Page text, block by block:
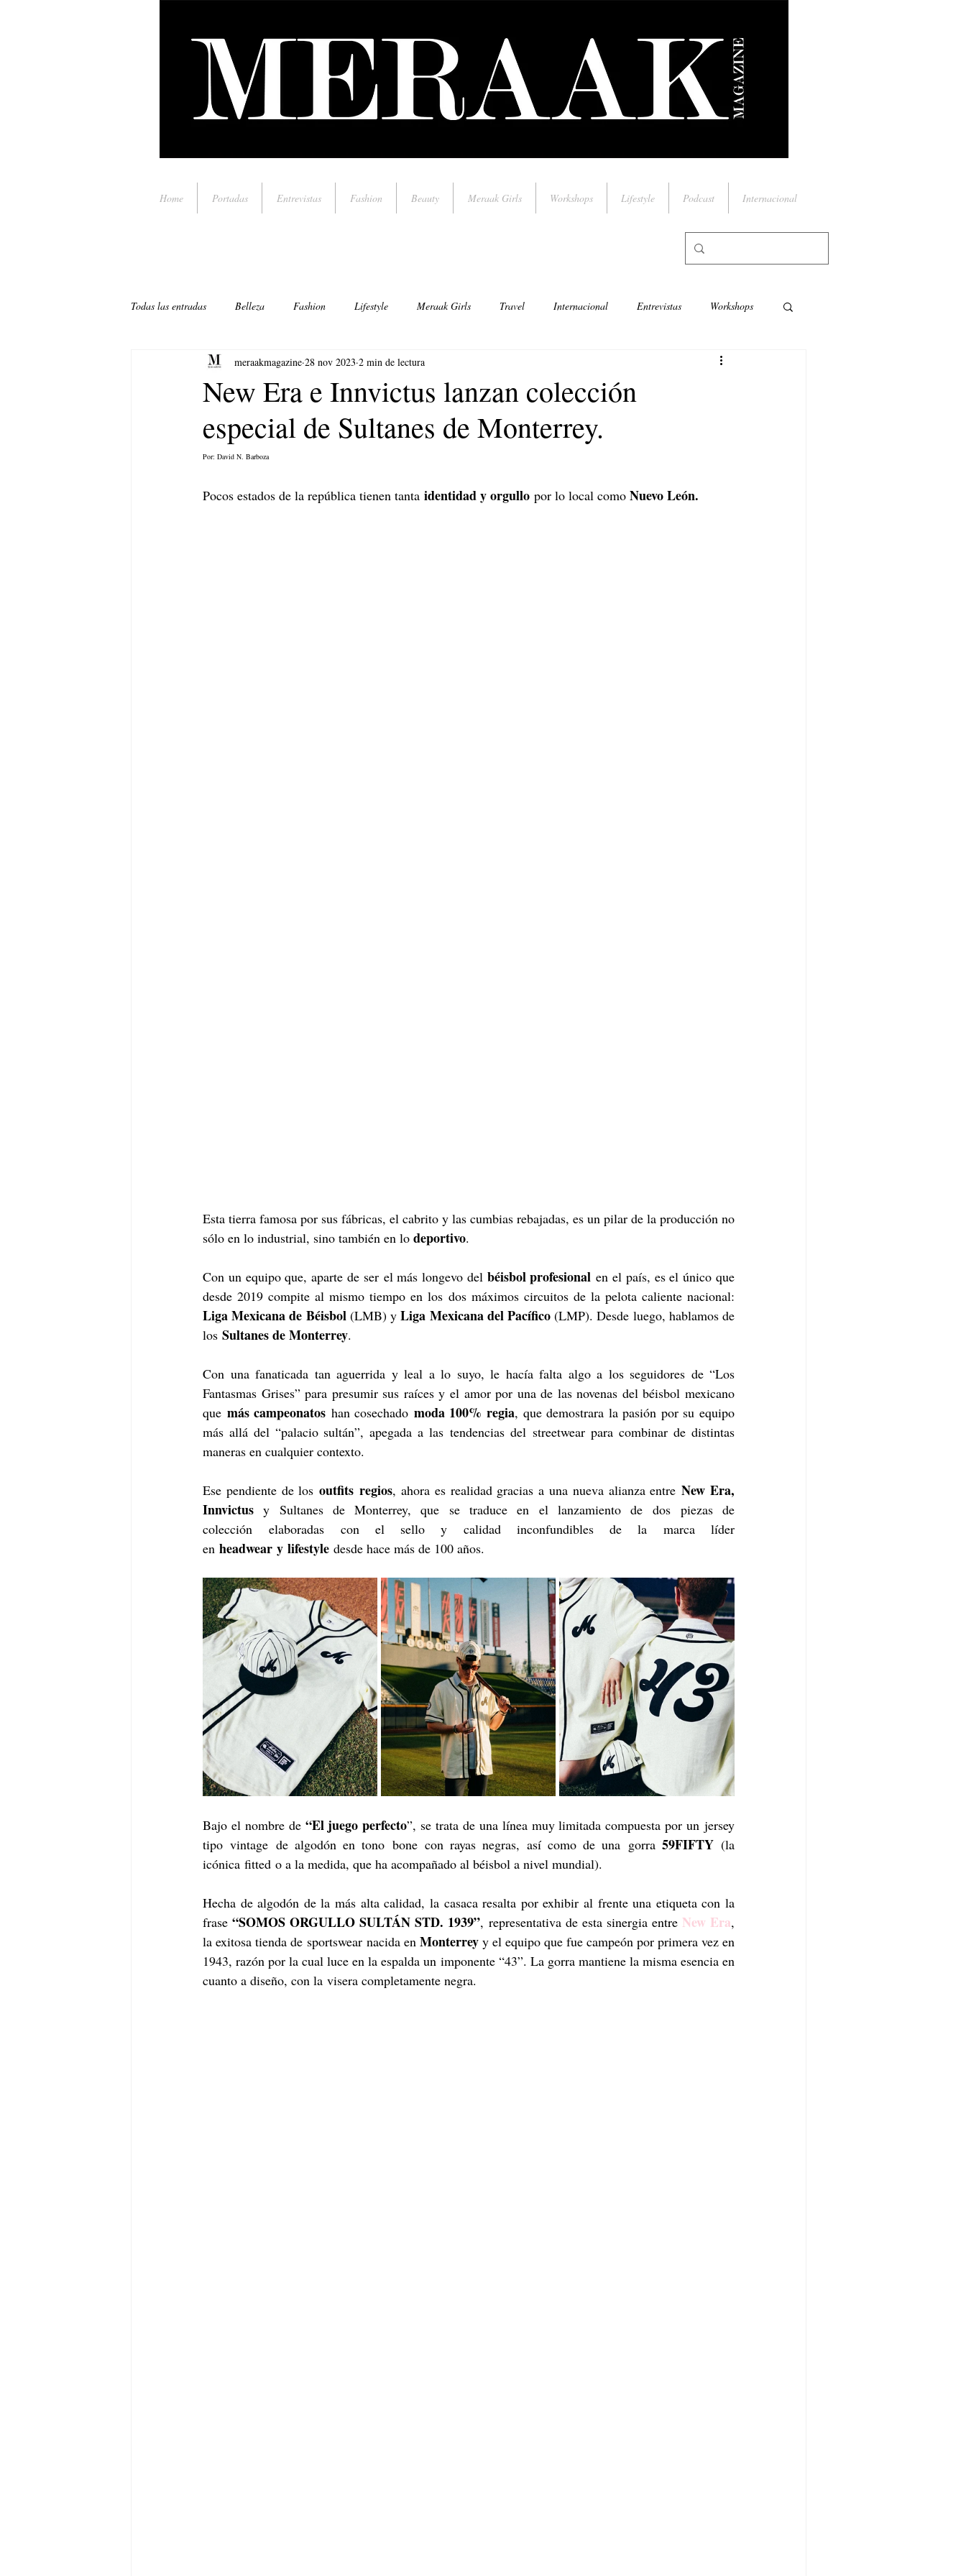
Home Portadas Entrevistas Fashion Beauty Meraak Girls Workshops Lifestyle Podcast Internacional
Todas las entradas Belleza Fashion Lifestyle Meraak Girls Travel Internacional Entrevistas Workshops
Música. Arte
New Era e Innvictus lanzan colección
especial de Sultanes de Monterrey.
meraakmagazine 28 nov 2023 2 min de lectura
Por: David N. Barboza
Pocos estados de la república tienen tanta identidad y orgullo por lo local como Nuevo León.
Esta tierra famosa por sus fábricas, el cabrito y las cumbias rebajadas, es un pilar de la producción no
sólo en lo industrial, sino también en lo deportivo.
Con un equipo que, aparte de ser el más longevo del béisbol profesional en el país, es el único que
Liga Mexicana de Béisbol (LMB) y Liga Mexicana del Pacífico (LMP). Desde luego, hablamos de
los Sultanes de Monterrey.
Con una fanaticada tan aguerrida y leal a lo suyo, le hacía falta algo a los seguidores de “Los
Fantasmas Grises” para presumir sus raíces y el amor por una de las novenas del béisbol mexicano
que más campeonatos han cosechado moda 100% regia, que demostrara la pasión por su equipo
más allá del “palacio sultán”, apegada a las tendencias del streetwear para combinar de distintas
maneras en cualquier contexto.
Ese pendiente de los outfits regios, ahora es realidad gracias a una nueva alianza entre New Era,
Innvictus y Sultanes de Monterrey, que se traduce en el lanzamiento de dos piezas de
colección elaboradas con el sello y calidad inconfundibles de la marca líder
en headwear y lifestyle desde hace más de 100 años.
Bajo el nombre de “El juego perfecto”, se trata de una línea muy limitada compuesta por un jersey
tipo vintage de algodón en tono bone con rayas negras, así como de una gorra 59FIFTY (la
icónica fitted o a la medida, que ha acompañado al béisbol a nivel mundial).
Hecha de algodón de la más alta calidad, la casaca resalta por exhibir al frente una etiqueta con la
frase “SOMOS ORGULLO SULTÁN STD. 1939”, representativa de esta sinergia entre New Era,
la exitosa tienda de sportswear nacida en Monterrey y el equipo que fue campeón por primera vez en
1943, razón por la cual luce en la espalda un imponente “43”. La gorra mantiene la misma esencia en
cuanto a diseño, con la visera completamente negra.